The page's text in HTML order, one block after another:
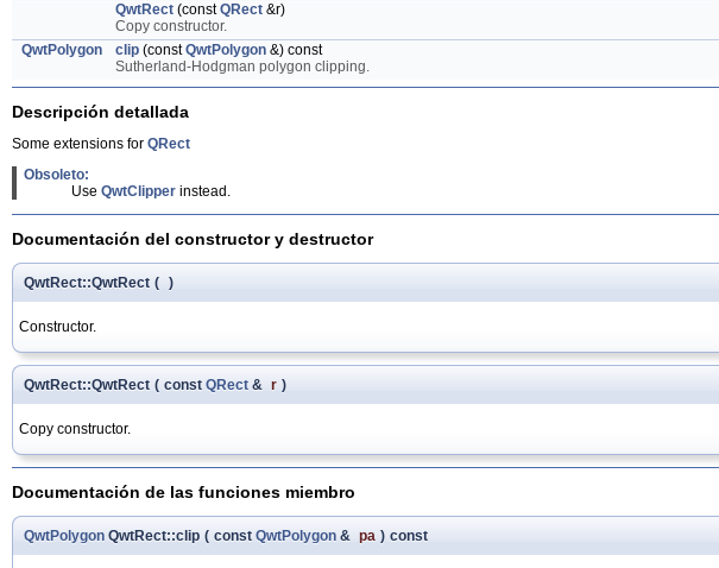
QwtRect (constQRect &r)
Copy constructor.
QwtPolygon
clip (constQwtPolygon &) const
Sutherland-Hodgman polygon clipping.
Descripción detallada
Some extensions for QRect
Obsoleto:
Use QwtClipper instead.
Documentación del constructor y destructor
QwtRect::QwtRect ( )
Constructor.
QwtRect::QwtRect ( const QRect & r )
Copy constructor.
Documentación de las funciones miembro
QwtPolygon QwtRect::clip ( const QwtPolygon & pa ) const